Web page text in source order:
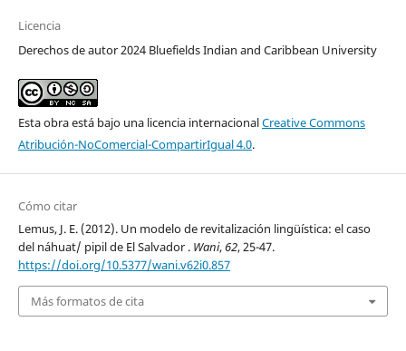
Licencia
Derechos de autor 2024 Bluefields Indian and Caribbean University
Esta obra está bajo una licencia internacionalCreative Commons
Atribución-NoComercial-CompartirIgual 4.0.
Cómo citar
Lemus, J. E. (2012). Un modelo de revitalización lingüística: el caso
del náhuat/ pipil de El Salvador . Wani,62, 25-47.
https://doi.org/10.5377/wani.v62i0.857
Más formatos de cita